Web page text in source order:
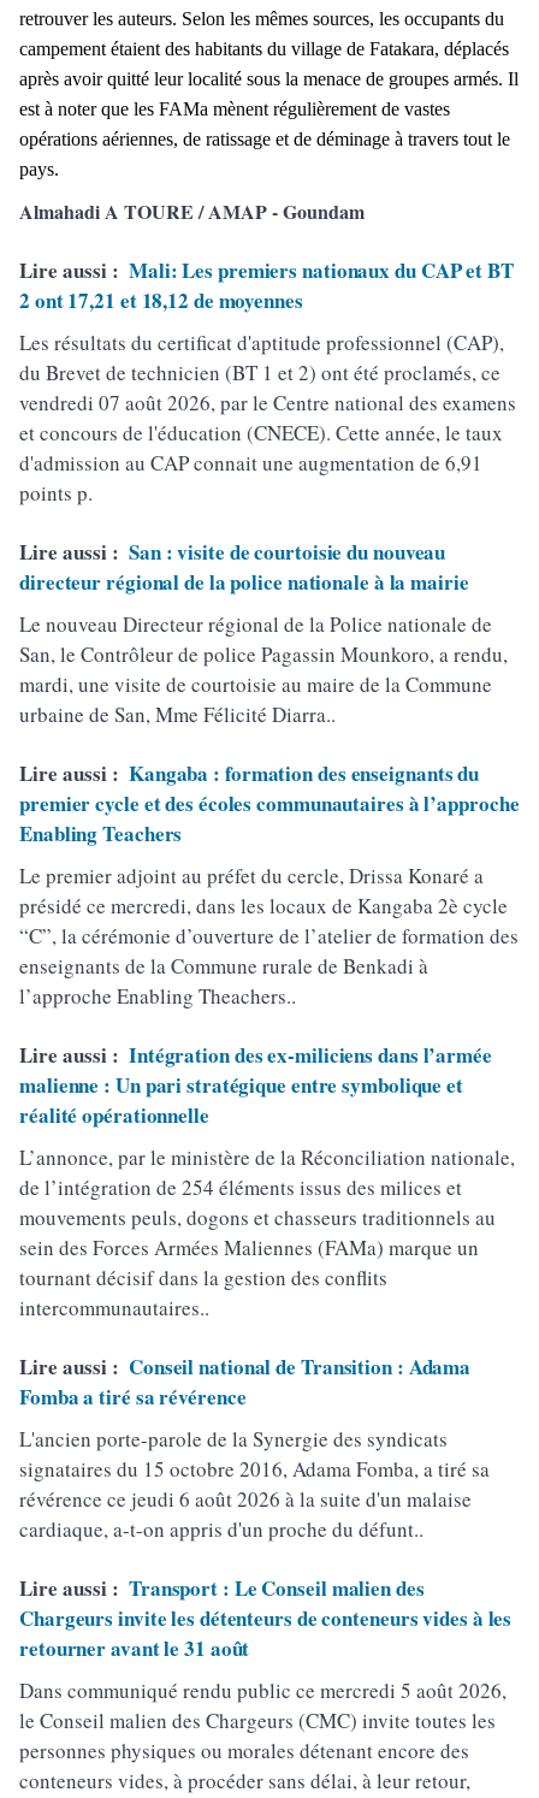
retrouver les auteurs. Selon les mêmes sources, les occupants du
campement étaient des habitants du village de Fatakara, déplacés
après avoir quitté leur localité sous la menace de groupes armés. Il
est à noter que les FAMa mènent régulièrement de vastes
opérations aériennes, de ratissage et de déminage à travers tout le
pays.
Almahadi A TOURE / AMAP - Goundam
Lire aussi : Mali: Les premiers nationaux du CAP et BT
2 ont 17,21 et 18,12 de moyennes
Les résultats du certificat d'aptitude professionnel (CAP),
du Brevet de technicien (BT 1 et 2) ont été proclamés, ce
vendredi 07 août 2026, par le Centre national des examens
et concours de l'éducation (CNECE). Cette année, le taux
d'admission au CAP connait une augmentation de 6,91
points p.
Lire aussi : San : visite de courtoisie du nouveau
directeur régional de la police nationale à la mairie
Le nouveau Directeur régional de la Police nationale de
San, le Contrôleur de police Pagassin Mounkoro, a rendu,
mardi, une visite de courtoisie au maire de la Commune
urbaine de San, Mme Félicité Diarra..
Lire aussi : Kangaba : formation des enseignants du
premier cycle et des écoles communautaires à l’approche
Enabling Teachers
Le premier adjoint au préfet du cercle, Drissa Konaré a
présidé ce mercredi, dans les locaux de Kangaba 2è cycle
“C”, la cérémonie d’ouverture de l’atelier de formation des
enseignants de la Commune rurale de Benkadi à
l’approche Enabling Theachers..
Lire aussi : Intégration des ex-miliciens dans l’armée
malienne : Un pari stratégique entre symbolique et
réalité opérationnelle
L’annonce, par le ministère de la Réconciliation nationale,
de l’intégration de 254 éléments issus des milices et
mouvements peuls, dogons et chasseurs traditionnels au
sein des Forces Armées Maliennes (FAMa) marque un
tournant décisif dans la gestion des conflits
intercommunautaires..
Lire aussi : Conseil national de Transition : Adama
Fomba a tiré sa révérence
L'ancien porte-parole de la Synergie des syndicats
signataires du 15 octobre 2016, Adama Fomba, a tiré sa
révérence ce jeudi 6 août 2026 à la suite d'un malaise
cardiaque, a-t-on appris d'un proche du défunt..
Lire aussi : Transport : Le Conseil malien des
Chargeurs invite les détenteurs de conteneurs vides à les
retourner avant le 31 août
Dans communiqué rendu public ce mercredi 5 août 2026,
le Conseil malien des Chargeurs (CMC) invite toutes les
personnes physiques ou morales détenant encore des
conteneurs vides, à procéder sans délai, à leur retour,